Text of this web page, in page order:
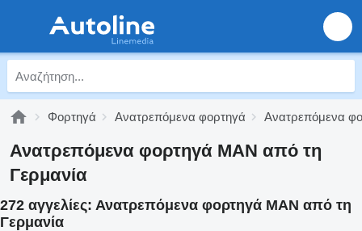
Φορτηγά Ανατρεπόμενα φορτηγά Ανατρεπόμενα
Ανατρεπόμενα φορτηγά MAN από τη
Γερμανία
272 αγγελίες: Ανατρεπόμενα φορτηγά MAN από τη
Γερμανία